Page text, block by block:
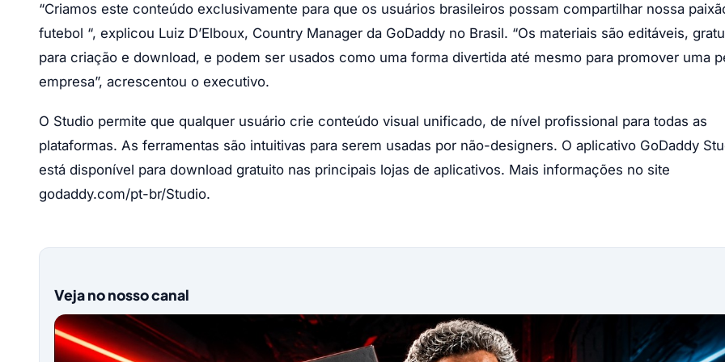
“Criamos este conteúdo exclusivamente para que os usuários brasileiros possam compartilhar nossa
futebol “, explicou Luiz D’Elboux, Country Manager da GoDaddy no Brasil. “Os materiais são editáveis,
para criação e download, e podem ser usados como uma forma divertida até mesmo para promover uma
empresa”, acrescentou o executivo.
O Studio permite que qualquer usuário crie conteúdo visual unificado, de nível profissional para todas as
plataformas. As ferramentas são intuitivas para serem usadas por não-designers. O aplicativo GoDaddy
está disponível para download gratuito nas principais lojas de aplicativos. Mais informações no site
godaddy.com/pt-br/Studio.
Veja no nosso canal